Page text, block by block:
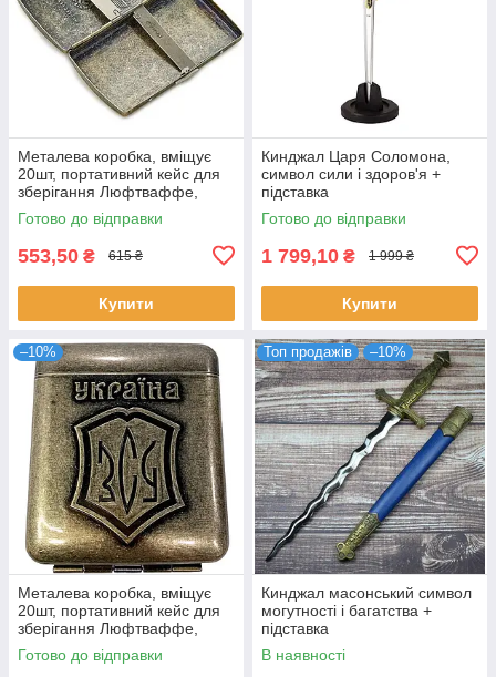
Металева коробка, вміщує
20шт, портативний кейс для
зберігання Люфтваффе,
чоловічий футляр
Готово до відправки
553,50 ₴ 615 ₴
Купити
Кинджал Царя Соломона,
символ сили і здоров'я +
підставка
Готово до відправки
1 799,10 ₴ 1 999 ₴
Купити
–10%
Металева коробка, вміщує
20шт, портативний кейс для
зберігання Люфтваффе,
чоловічий футляр
Готово до відправки
Топ продажів –10%
Кинджал масонський символ
могутності і багатства +
підставка
В наявності